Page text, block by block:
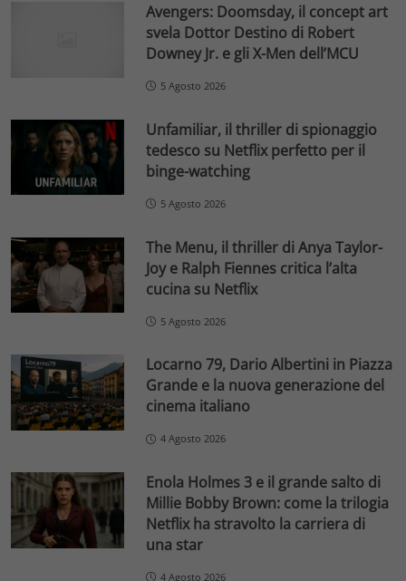
Avengers: Doomsday, il concept art
svela Dottor Destino di Robert
Downey Jr. e gli X-Men dell’MCU
5 Agosto 2026
Unfamiliar, il thriller di spionaggio
tedesco su Netflix perfetto per il
binge-watching
5 Agosto 2026
The Menu, il thriller di Anya Taylor-
Joy e Ralph Fiennes critica l’alta
cucina su Netflix
5 Agosto 2026
Locarno 79, Dario Albertini in Piazza
Grande e la nuova generazione del
cinema italiano
4 Agosto 2026
Enola Holmes 3 e il grande salto di
Millie Bobby Brown: come la trilogia
Netflix ha stravolto la carriera di
una star
4 Agosto 2026